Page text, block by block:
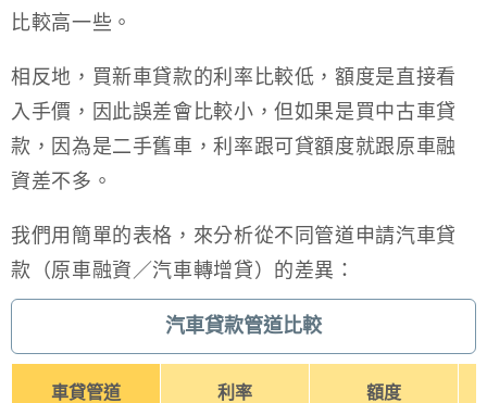
比較高一些。
相反地，買新車貸款的利率比較低，額度是直接看
入手價，因此誤差會比較小，但如果是買中古車貸
款，因為是二手舊車，利率跟可貸額度就跟原車融
資差不多。
我們用簡單的表格，來分析從不同管道申請汽車貸
款（原車融資／汽車轉增貸）的差異：
汽車貸款管道比較
車貸管道 利率 額度